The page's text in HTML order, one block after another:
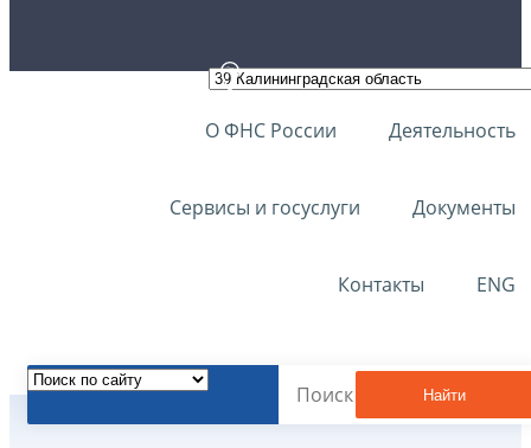
О ФНС России Деятельность
Сервисы и госуслуги Документы
Контакты ENG
Найти